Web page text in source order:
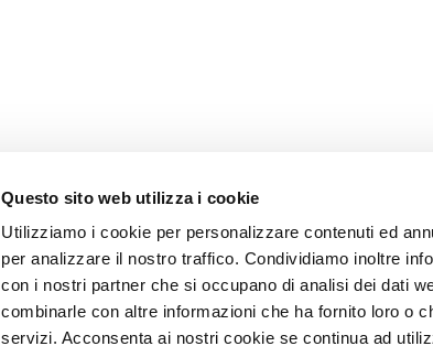
Questo sito web utilizza i cookie
Utilizziamo i cookie per personalizzare contenuti ed
per analizzare il nostro traffico. Condividiamo inoltre
con i nostri partner che si occupano di analisi dei dati
combinarle con altre informazioni che ha fornito loro o
servizi. Acconsenta ai nostri cookie se continua ad